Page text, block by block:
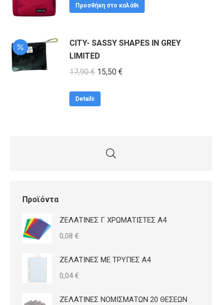
was:
τιμή
Προσθήκη στο καλάθι
CITY- SASSY SHAPES IN GREY
LIMITED
17,90€ Original
15,50 €
Details
Προϊόντα
ΖΕΛΑΤΙΝΕΣ Γ ΧΡΩΜΑΤΙΣΤΕΣ Α4
0,08 €
ΖΕΛΑΤΙΝΕΣ ΜΕ ΤΡΥΠΕΣ Α4
0,04€
ΖΕΛΑΤΙΝΕΣ ΝΟΜΙΣΜΑΤΩΝ 20 ΘΕΣΕΩΝ